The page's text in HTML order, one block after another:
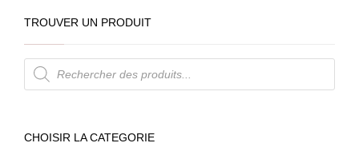
TROUVER UN PRODUIT
Recherche
de
produits
CHOISIR LA CATEGORIE